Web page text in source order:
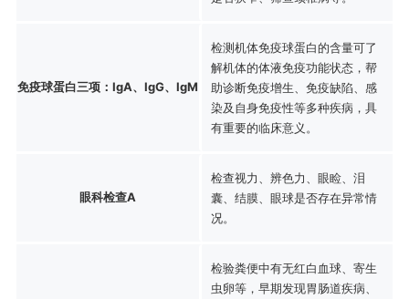
免疫球蛋白三项：IgA、IgG、IgM
检测机体免疫球蛋白的含量可了
解机体的体液免疫功能状态，帮
助诊断免疫增生、免疫缺陷、感
染及自身免疫性等多种疾病，具
有重要的临床意义。
眼科检查A
检查视力、辨色力、眼睑、泪
囊、结膜、眼球是否存在异常情
况。
检验粪便中有无红白血球、寄生
虫卵等，早期发现胃肠道疾病、